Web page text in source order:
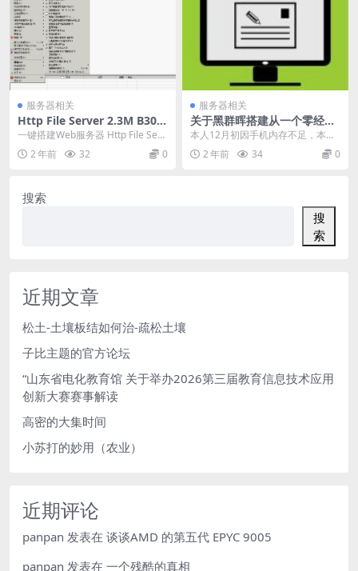
服务器相关
Http File Server 2.3M B300
汉化绿色版-一键搭建Web服
一键搭建Web服务器 Http File Serv
er 2.3M B300 汉化...
2 年前 32 0
服务器相关
关于黑群晖搭建从一个零经验
到初步入坑的个人经验分享
本人12月初因手机内存不足，本想
将手机里的图片和视频上传百度网
盘进行备份后删除手...
2 年前 34 0
搜索
搜
索
近期文章
松土-土壤板结如何治-疏松土壤
子比主题的官方论坛
“山东省电化教育馆 关于举办2026第三届教育信息技术应用
创新大赛赛事解读
高密的大集时间
小苏打的妙用（农业）
近期评论
panpan 发表在 谈谈AMD 的第五代 EPYC 9005
panpan 发表在 一个残酷的真相